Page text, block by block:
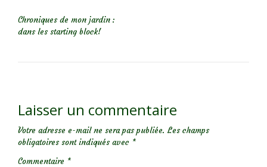
Chroniques de mon jardin :
dans les starting block!
Laisser un commentaire
Votre adresse e-mail ne sera pas publiée. Les champs
obligatoires sont indiqués avec *
Commentaire *